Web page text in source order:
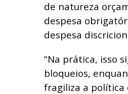
de natureza
despesa
despesa
“Na prática, isso
bloqueios,
fragiliza a política